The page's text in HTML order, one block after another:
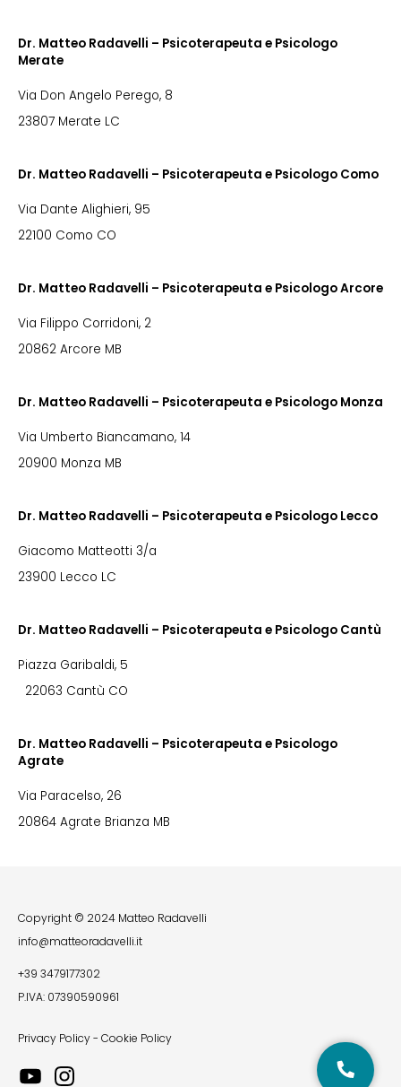
Dr. Matteo Radavelli – Psicoterapeuta e Psicologo
Merate
Via Don Angelo Perego, 8
23807 Merate LC
Dr. Matteo Radavelli – Psicoterapeuta e Psicologo Como
Via Dante Alighieri, 95
22100 Como CO
Dr. Matteo Radavelli – Psicoterapeuta e Psicologo Arcore
Via Filippo Corridoni, 2
20862 Arcore MB
Dr. Matteo Radavelli – Psicoterapeuta e Psicologo Monza
Via Umberto Biancamano, 14
20900 Monza MB
Dr. Matteo Radavelli – Psicoterapeuta e Psicologo Lecco
Giacomo Matteotti 3/a
23900 Lecco LC
Dr. Matteo Radavelli – Psicoterapeuta e Psicologo Cantù
Piazza Garibaldi, 5
22063 Cantù CO
Dr. Matteo Radavelli – Psicoterapeuta e Psicologo
Agrate
Via Paracelso, 26
20864 Agrate Brianza MB
Copyright © 2024 Matteo Radavelli
info@matteoradavelli.it
+39 3479177302
P.IVA: 07390590961
Privacy Policy- Cookie Policy